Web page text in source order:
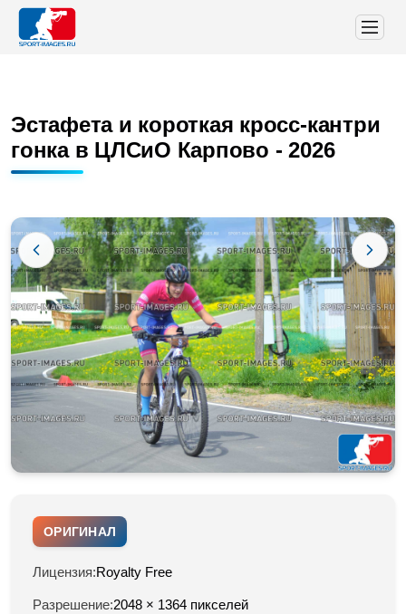
Эстафета и короткая кросс-кантри
гонка в ЦЛСиО Карпово - 2026
ОРИГИНАЛ
Лицензия:Royalty Free
Разрешение:2048 × 1364 пикселей